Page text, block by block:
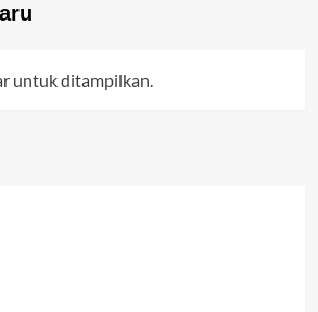
untuk ditampilkan.